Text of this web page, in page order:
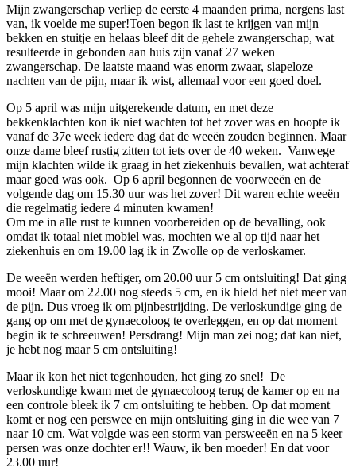
Mijn zwangerschap verliep de eerste 4 maanden prima, nergens last
van, ik voelde me super!Toen begon ik last te krijgen van mijn
bekken en stuitje en helaas bleef dit de gehele zwangerschap, wat
resulteerde in gebonden aan huis zijn vanaf 27 weken
zwangerschap. De laatste maand was enorm zwaar, slapeloze
nachten van de pijn, maar ik wist, allemaal voor een goed doel.
Op 5 april was mijn uitgerekende datum, en met deze
bekkenklachten kon ik niet wachten tot het zover was en hoopte ik
vanaf de 37e week iedere dag dat de weeën zouden beginnen. Maar
onze dame bleef rustig zitten tot iets over de 40 weken. Vanwege
mijn klachten wilde ik graag in het ziekenhuis bevallen, wat achteraf
maar goed was ook. Op 6 april begonnen de voorweeën en de
volgende dag om 15.30 uur was het zover! Dit waren echte weeën
die regelmatig iedere 4 minuten kwamen!
Om me in alle rust te kunnen voorbereiden op de bevalling, ook
omdat ik totaal niet mobiel was, mochten we al op tijd naar het
ziekenhuis en om 19.00 lag ik in Zwolle op de verloskamer.
De weeën werden heftiger, om 20.00 uur 5 cm ontsluiting! Dat ging
mooi! Maar om 22.00 nog steeds 5 cm, en ik hield het niet meer van
de pijn. Dus vroeg ik om pijnbestrijding. De verloskundige ging de
gang op om met de gynaecoloog te overleggen, en op dat moment
begin ik te schreeuwen! Persdrang! Mijn man zei nog; dat kan niet,
je hebt nog maar 5 cm ontsluiting!
Maar ik kon het niet tegenhouden, het ging zo snel! De
verloskundige kwam met de gynaecoloog terug de kamer op en na
een controle bleek ik 7 cm ontsluiting te hebben. Op dat moment
komt er nog een perswee en mijn ontsluiting ging in die wee van 7
naar 10 cm. Wat volgde was een storm van persweeën en na 5 keer
persen was onze dochter er!! Wauw, ik ben moeder! En dat voor
23.00 uur!